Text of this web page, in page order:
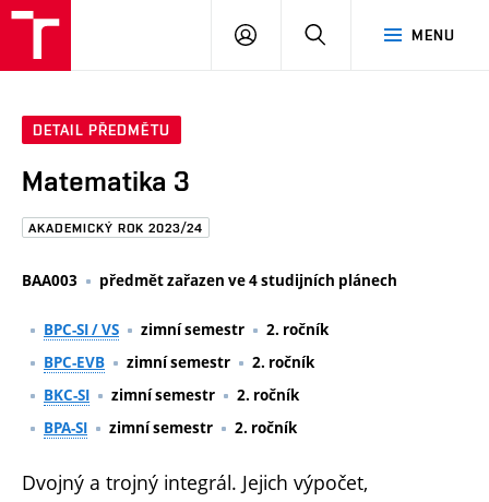
Brno
MENU
PŘIHLÁSIT
DETAIL PŘEDMĚTU
Matematika 3
AKADEMICKÝ ROK 2023/24
BAA003 předmět zařazen ve 4 studijních plánech
BPC-SI / VS zimní semestr
2. ročník
BPC-EVB
zimní semestr
2. ročník
BKC-SI
zimní semestr
2. ročník
BPA-SI
zimní semestr 2. ročník
Dvojný a trojný integrál. Jejich výpočet,